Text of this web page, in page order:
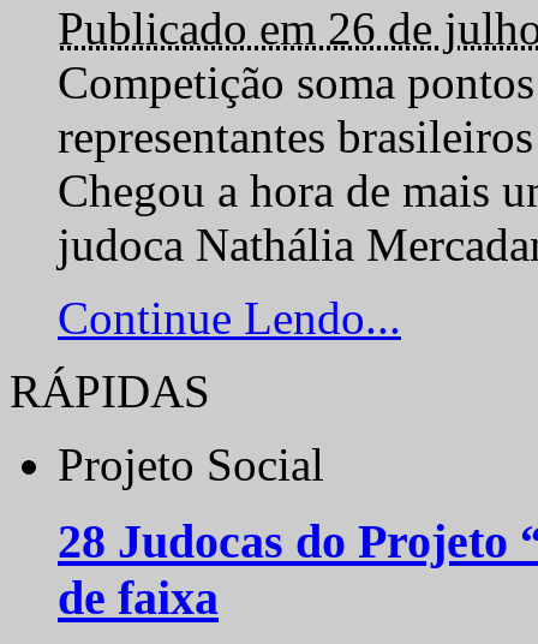
Publicado em 26 de
Competição soma
representantes
Chegou a hora de mais
judoca Nathália
Continue Lendo...
RÁPIDAS
Projeto Social
28 Judocas do
de faixa